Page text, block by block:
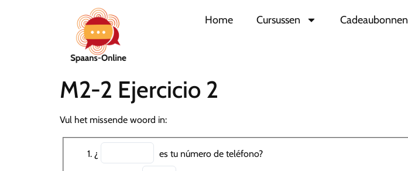
Home Cursussen Cadeaubonnen
M2-2 Ejercicio 2
Vul het missende woord in:
¿ es tu número de teléfono?